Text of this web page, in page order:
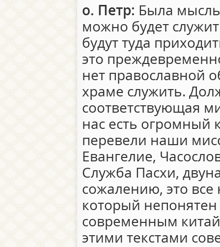
о. Петр: Была
можно будет
будут туда
это
нет православной
храме служить.
соответствующая
нас есть огромный
перевели наши
Евангелие,
Служба Пасхи,
сожалению, это
который
современным
этими текстами